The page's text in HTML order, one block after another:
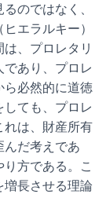
のではなく、
エラルキー）
、プロレタリ
あり、プロレ
ら必然的に道徳
ても、プロレ
れは、財産所有
んだ考えであ
方である。こ
長させる理論